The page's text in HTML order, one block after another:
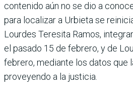
contenido aún no se dio a
para localizar a Urbieta se
Lourdes Teresita Ramos,
el pasado 15 de febrero, y de
febrero, mediante los datos que
proveyendo a la justicia.